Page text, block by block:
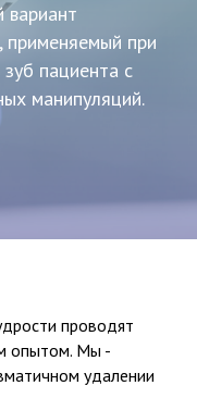
вариант
применяемый при
пациента с
манипуляций.
проводят
опытом. Мы -
удалении